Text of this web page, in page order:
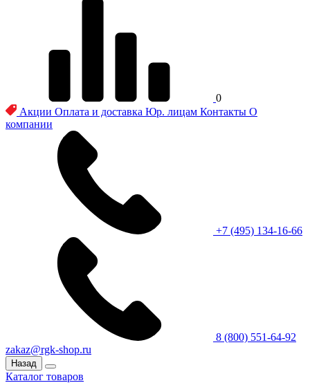
0
Акции Оплата и доставка Юр. лицам Контакты О
компании
+7 (495) 134-16-66
8 (800) 551-64-92
zakaz@rgk-shop.ru
Назад
Каталог товаров